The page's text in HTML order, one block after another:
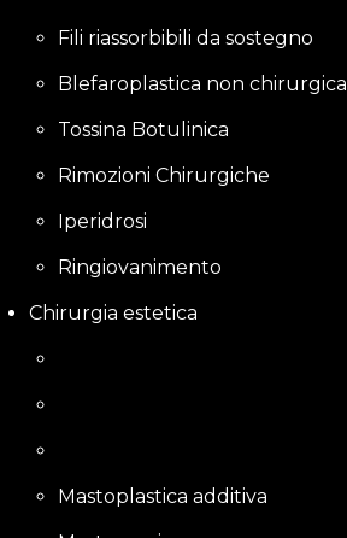
Fili riassorbibili da sostegno
Blefaroplastica non chirurgica
Tossina Botulinica
Rimozioni Chirurgiche
Iperidrosi
Ringiovanimento
Chirurgia estetica
Mastoplastica additiva